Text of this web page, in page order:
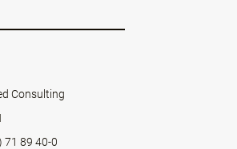
Consulting
71 89 40-0